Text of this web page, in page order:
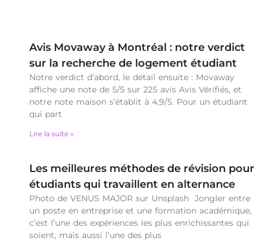
Avis Movaway à Montréal : notre verdict
sur la recherche de logement étudiant
Notre verdict d’abord, le détail ensuite : Movaway
affiche une note de 5/5 sur 225 avis Avis Vérifiés, et
notre note maison s’établit à 4,9/5. Pour un étudiant
qui part
Lire la suite »
Les meilleures méthodes de révision pour
étudiants qui travaillent en alternance
Photo de VENUS MAJOR sur Unsplash Jongler entre
un poste en entreprise et une formation académique,
c’est l’une des expériences les plus enrichissantes qui
soient, mais aussi l’une des plus